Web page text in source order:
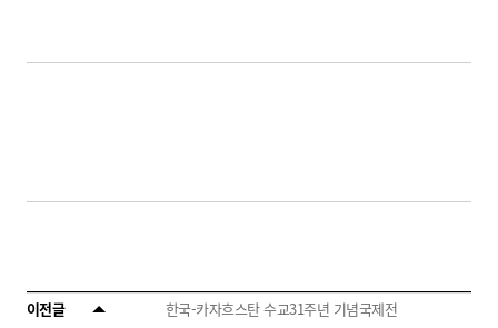
이전글
한국-카자흐스탄 수교31주년 기념국제전